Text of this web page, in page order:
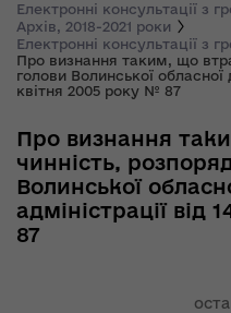
Електронні консультації з
Архів, 2018-2021 роки
Електронні консультації з
Про визнання таким, що
голови Волинської обласної
квітня 2005 року № 87
Про визнання
чинність,
Волинської
адміністрації від
87